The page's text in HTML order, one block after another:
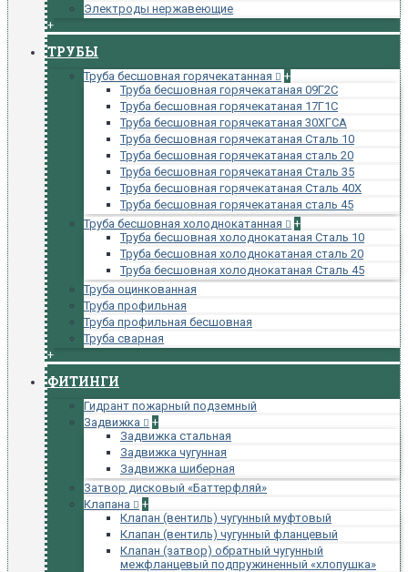
Электроды нержавеющие
+
ТРУБЫ
Труба бесшовная горячекатанная
+
Труба бесшовная горячекатаная 09Г2С
Труба бесшовная горячекатаная 17Г1С
Труба бесшовная горячекатаная 30ХГСА
Труба бесшовная горячекатаная Сталь 10
Труба бесшовная горячекатаная сталь 20
Труба бесшовная горячекатаная Сталь 35
Труба бесшовная горячекатаная Сталь 40Х
Труба бесшовная горячекатаная сталь 45
Труба бесшовная холоднокатанная
+
Труба бесшовная холоднокатаная Сталь 10
Труба бесшовная холоднокатаная сталь 20
Труба бесшовная холоднокатаная Сталь 45
Труба оцинкованная
Труба профильная
Труба профильная бесшовная
Труба сварная
+
ФИТИНГИ
Гидрант пожарный подземный
Задвижка
+
Задвижка стальная
Задвижка чугунная
Задвижка шиберная
Затвор дисковый «Баттерфляй»
Клапана
+
Клапан (вентиль) чугунный муфтовый
Клапан (вентиль) чугунный фланцевый
Клапан (затвор) обратный чугунный
межфланцевый подпружиненный «хлопушка»